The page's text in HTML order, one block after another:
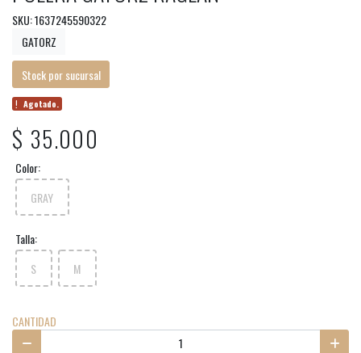
SKU: 1637245590322
GATORZ
Stock por sucursal
Agotado.
$ 35.000
Color:
GRAY
Talla:
S
M
CANTIDAD